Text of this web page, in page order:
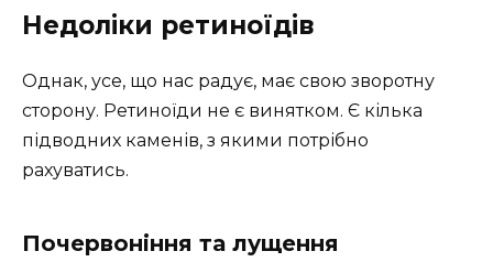
Недоліки ретиноїдів
Однак, усе, що нас радує, має свою зворотну
сторону. Ретиноїди не є винятком. Є кілька
підводних каменів, з якими потрібно
рахуватись.
Почервоніння та лущення